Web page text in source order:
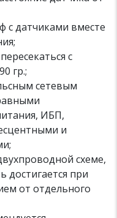
с датчиками вместе
с
гр.;
сетевым
ИБП,
и
схеме,
достигается при
от отдельного